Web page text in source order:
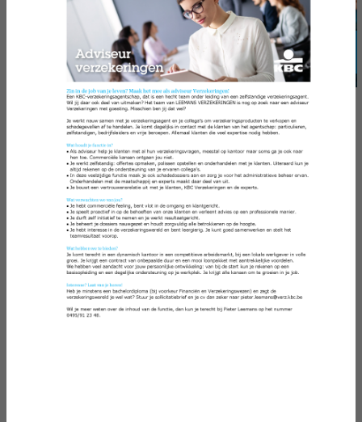
Wat 2026 ook brengt, bij KBC staan we alvast klaar
om met je mee te gaan. Zo maken we samen
van elke dag iets bijzonders.
Beste wensen!